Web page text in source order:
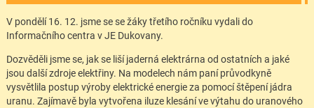
V pondělí 16. 12. jsme se se žáky třetího ročníku vydali do
Informačního centra v JE Dukovany.
Dozvěděli jsme se, jak se liší jaderná elektrárna od ostatních a jaké
jsou další zdroje elektřiny. Na modelech nám paní průvodkyně
vysvětlila postup výroby elektrické energie za pomocí štěpení jádra
uranu. Zajímavě byla vytvořena iluze klesání ve výtahu do uranového